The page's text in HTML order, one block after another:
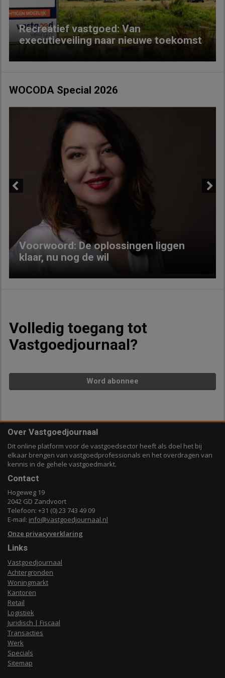
Recreatief vastgoed: Van
executieveiling naar nieuwe toekomst
WOCODA Special 2026
Voorwoord: De oplossingen liggen
klaar, nu nog de wil
Volledig toegang tot
Vastgoedjournaal?
Word abonnee
Over Vastgoedjournaal
Dit online platform voor de vastgoedsector heeft als doel het bij
elkaar brengen van vastgoedprofessionals en het overdragen van
kennis in de gehele vastgoedmarkt.
Contact
Hogeweg 19
2042 GD Zandvoort
Telefoon: +31 (0) 23 743 49 09
E-mail: info@vastgoedjournaal.nl
Onze privacyverklaring
Links
Vastgoedjournaal
Achtergronden
Woningmarkt
Kantoren
Retail
Logistiek
Juridisch | Fiscaal
Transacties
Werk
Specials
Sitemap